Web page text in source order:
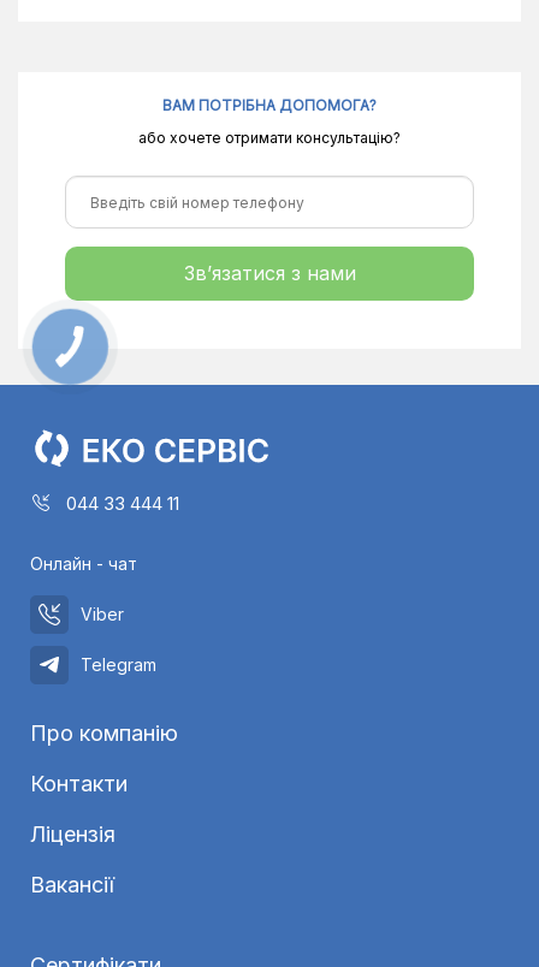
ВАМ ПОТРІБНА ДОПОМОГА?
або хочете отримати консультацію?
Зв’язатися з нами
044 33 444 11
Онлайн - чат
Viber
Telegram
Про компанію
Контакти
Ліцензія
Вакансії